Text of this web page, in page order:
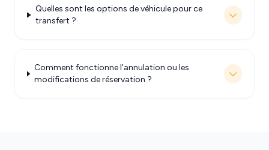
Quelles sont les options de véhicule pour ce
transfert ?
Comment fonctionne l'annulation ou les
modifications de réservation ?